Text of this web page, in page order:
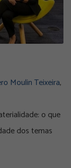
Moulin Teixeira,
o que
dos temas